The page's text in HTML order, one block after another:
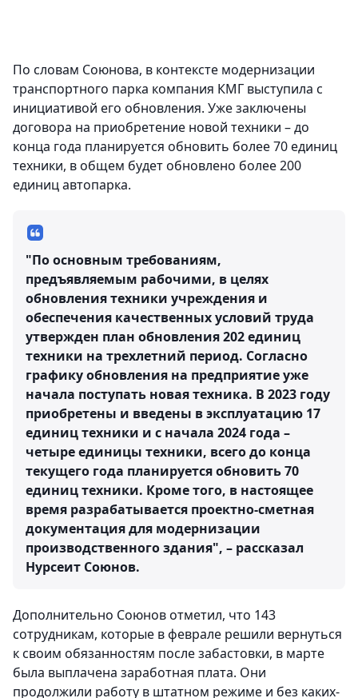
По словам Союнова, в контексте модернизации
транспортного парка компания КМГ выступила с
инициативой его обновления. Уже заключены
договора на приобретение новой техники – до
конца года планируется обновить более 70 единиц
техники, в общем будет обновлено более 200
единиц автопарка.
"По основным требованиям,
предъявляемым рабочими, в целях
обновления техники учреждения и
обеспечения качественных условий труда
утвержден план обновления 202 единиц
техники на трехлетний период. Согласно
графику обновления на предприятие уже
начала поступать новая техника. В 2023 году
приобретены и введены в эксплуатацию 17
единиц техники и с начала 2024 года –
четыре единицы техники, всего до конца
текущего года планируется обновить 70
единиц техники. Кроме того, в настоящее
время разрабатывается проектно-сметная
документация для модернизации
производственного здания", – рассказал
Нурсеит Союнов.
Дополнительно Союнов отметил, что 143
сотрудникам, которые в феврале решили вернуться
к своим обязанностям после забастовки, в марте
была выплачена заработная плата. Они
продолжили работу в штатном режиме и без каких-